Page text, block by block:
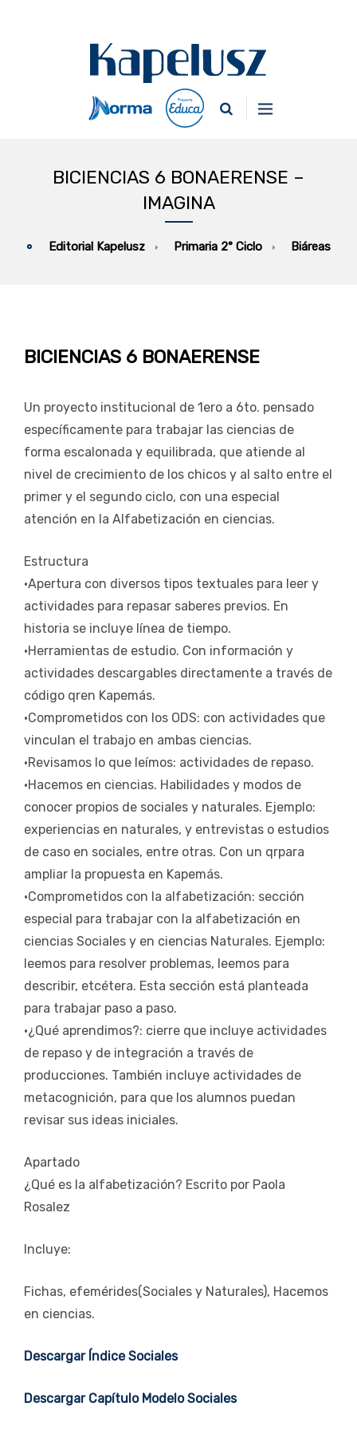
BICIENCIAS 6 BONAERENSE –
IMAGINA
Editorial Kapelusz Primaria 2° Ciclo Biáreas
BICIENCIAS 6 BONAERENSE
Un proyecto institucional de 1ero a 6to. pensado
específicamente para trabajar las ciencias de
forma escalonada y equilibrada, que atiende al
nivel de crecimiento de los chicos y al salto entre el
primer y el segundo ciclo, con una especial
atención en la Alfabetización en ciencias.
Estructura
•Apertura con diversos tipos textuales para leer y
actividades para repasar saberes previos. En
historia se incluye línea de tiempo.
•Herramientas de estudio. Con información y
actividades descargables directamente a través de
código qren Kapemás.
•Comprometidos con los ODS: con actividades que
vinculan el trabajo en ambas ciencias.
•Revisamos lo que leímos: actividades de repaso.
•Hacemos en ciencias. Habilidades y modos de
conocer propios de sociales y naturales. Ejemplo:
experiencias en naturales, y entrevistas o estudios
de caso en sociales, entre otras. Con un qrpara
ampliar la propuesta en Kapemás.
•Comprometidos con la alfabetización: sección
especial para trabajar con la alfabetización en
ciencias Sociales y en ciencias Naturales. Ejemplo:
leemos para resolver problemas, leemos para
describir, etcétera. Esta sección está planteada
para trabajar paso a paso.
•¿Qué aprendimos?: cierre que incluye actividades
de repaso y de integración a través de
producciones. También incluye actividades de
metacognición, para que los alumnos puedan
revisar sus ideas iniciales.
Apartado
¿Qué es la alfabetización? Escrito por Paola
Rosalez
Incluye:
Fichas, efemérides(Sociales y Naturales), Hacemos
en ciencias.
Descargar Índice Sociales
Descargar Capítulo Modelo Sociales